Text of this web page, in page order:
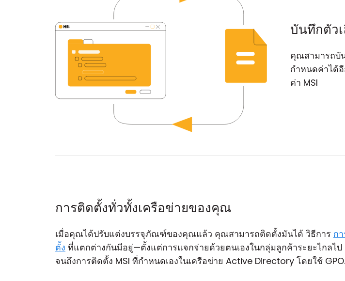
บันทึกตัว
คุณสามารถบั
กำหนดค่าได้
ค่า MSI
การติดตั้งทั่วทั้งเครือข่ายของคุณ
เมื่อคุณได้ปรับแต่งบรรจุภัณฑ์ของคุณแล้ว คุณสามารถติดตั้งมันได้ วิธีการ ก
ตั้ง ที่แตกต่างกันมีอยู่—ตั้งแต่การแจกจ่ายด้วยตนเองในกลุ่มลูกค้าระยะไกลไป
จนถึงการติดตั้ง MSI ที่กำหนดเองในเครือข่าย Active Directory โดยใช้ GPO.